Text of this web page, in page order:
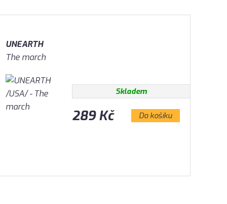
UNEARTH
The march
Skladem
289 Kč Do košíku